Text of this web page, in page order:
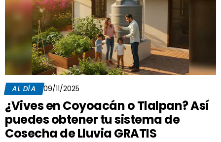
AL DÍA 09/11/2025
¿Vives en Coyoacán o Tlalpan? Así
puedes obtener tu sistema de
Cosecha de Lluvia GRATIS